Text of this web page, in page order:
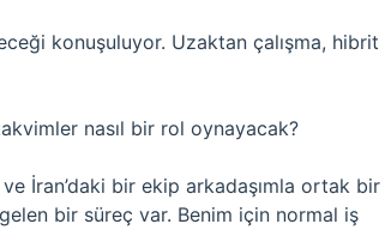
konuşuluyor. Uzaktan çalışma, hibrit
nasıl bir rol oynayacak?
İran’daki bir ekip arkadaşımla ortak bir
bir süreç var. Benim için normal iş